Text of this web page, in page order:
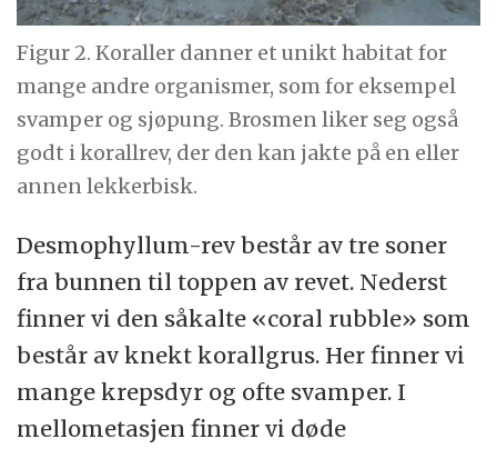
Figur 2. Koraller danner et unikt habitat for
mange andre organismer, som for eksempel
svamper og sjøpung. Brosmen liker seg også
godt i korallrev, der den kan jakte på en eller
annen lekkerbisk.
Desmophyllum-rev består av tre soner
fra bunnen til toppen av revet. Nederst
finner vi den såkalte «coral rubble» som
består av knekt korallgrus. Her finner vi
mange krepsdyr og ofte svamper. I
mellometasjen finner vi døde